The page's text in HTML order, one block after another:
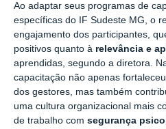
Ao adaptar seus programas de
específicas do IF Sudeste MG, o
engajamento dos participantes,
positivos quanto à relevância e
aprendidas, segundo a diretora.
capacitação não apenas
dos gestores, mas também
uma cultura organizacional mais
de trabalho com segurança